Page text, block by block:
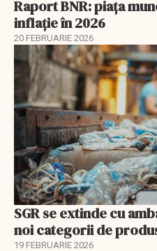
Raport BNR: piața
inflație în 2026
20 FEBRUARIE 2026
SGR se extinde cu
noi categorii de
19 FEBRUARIE 2026